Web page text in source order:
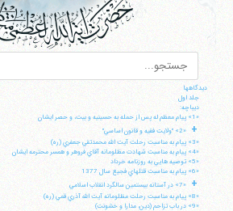
دیدگاهها
جلد اول
ديباچه:
«1» پيام معظم له پس از حمله به حسينيه و بيت، و حصر ايشان
+
«2» "ولايت فقيه و قانون اساسي"
«3» پيام به مناسبت رحلت آيت الله محمدتقي جعفري (ره)
«4» پيام به مناسبت شهادت مظلومانه آقاي فروهر و همسر محترمه ايشان
«5» توصيه هايي به روزنامه خرداد
«6» پيام به مناسبت قتلهاي فجيع سال 1377
+
«7» در آستانه بيستمين سالگرد انقلاب اسلامي
«8» پيام به مناسبت رحلت مظلومانه آيت الله آذري قمي (ره)
«9» در باب تزاحم (دين، مدارا و خشونت)